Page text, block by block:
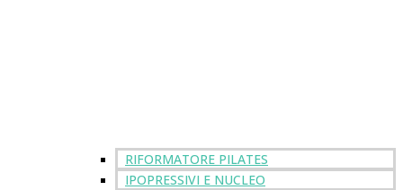
RIFORMATORE PILATES
IPOPRESSIVI E NUCLEO